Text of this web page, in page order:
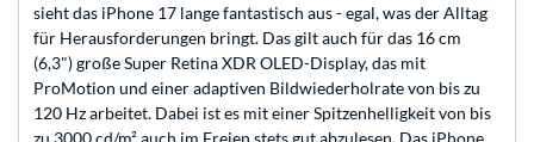
sieht das iPhone 17 lange fantastisch aus - egal, was der Alltag
für Herausforderungen bringt. Das gilt auch für das 16 cm
(6,3") große Super Retina XDR OLED-Display, das mit
ProMotion und einer adaptiven Bildwiederholrate von bis zu
120 Hz arbeitet. Dabei ist es mit einer Spitzenhelligkeit von bis
zu 3000 cd/m² auch im Freien stets gut abzulesen. Das iPhone